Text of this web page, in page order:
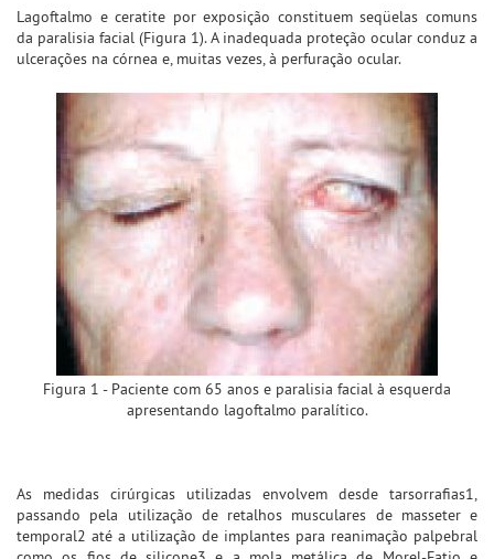
Lagoftalmo e ceratite por exposição constituem seqüelas comuns
da paralisia facial (Figura 1). A inadequada proteção ocular conduz a
ulcerações na córnea e, muitas vezes, à perfuração ocular.
Figura 1 - Paciente com 65 anos e paralisia facial à esquerda
apresentando lagoftalmo paralítico.
As medidas cirúrgicas utilizadas envolvem desde tarsorrafias1,
passando pela utilização de retalhos musculares de masseter e
temporal2 até a utilização de implantes para reanimação palpebral